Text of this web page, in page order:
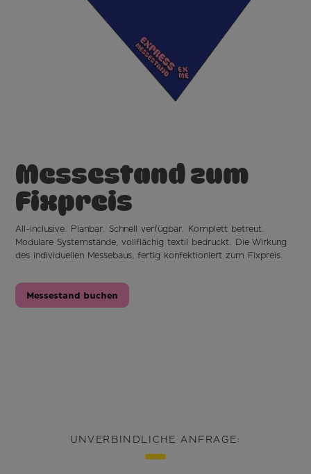
Messestandzum
Fixpreis
All-inclusive. Planbar. Schnell verfügbar. Komplett betreut.
Modulare Systemstände, vollflächig textil bedruckt. Die Wirkung
des individuellen Messebaus, fertig konfektioniert zum Fixpreis.
Messestand buchen
UNVERBINDLICHE ANFRAGE: